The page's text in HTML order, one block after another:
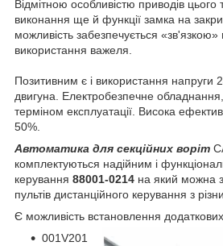
Відмітною особливістю приводів цього
виконання ще й функції замка на
можливість забезпечується «зв'язкою»
використання важеля.
Позитивним є і використання напруги
двигуна. Електробезпечне
терміном експлуатації. Висока
50%.
Автоматика для секційних воріт
комплектуються надійним і
керування 88001-0214 на який можна
пультів дистанційного керування з
Є можливість встановлення
001V201